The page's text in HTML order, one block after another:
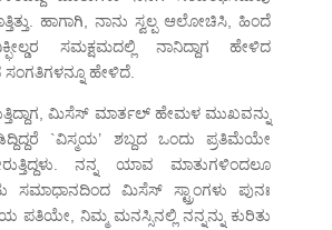
ಹಾಗಾಗಿ, ನಾನು ಸ್ವಲ್ಪ ಆಲೋಚಿಸಿ, ಹಿಂದೆ
ಸಮಕ್ಷಮದಲ್ಲಿ ನಾನಿದ್ದಾಗ ಹೇಳಿದ
ಹೇಳಿದೆ.
ಮಿಸೆಸ್ ಮಾರ್ತಲ್ ಹೇಮಳ ಮುಖವನ್ನು
`ವಿಸ್ಮಯ’ ಶಬ್ದದ ಒಂದು ಪ್ರತಿಮೆಯೇ
ನನ್ನ ಯಾವ ಮಾತುಗಳಿಂದಲೂ
ಸಮಾಧಾನದಿಂದ ಮಿಸೆಸ್ ಸ್ಟ್ರಾಂಗಳು ಪುನಃ
ಪತಿಯೇ, ನಿಮ್ಮ ಮನಸ್ಸಿನಲ್ಲಿ ನನ್ನನ್ನು ಕುರಿತು